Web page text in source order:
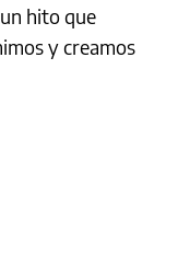
hito que
y creamos